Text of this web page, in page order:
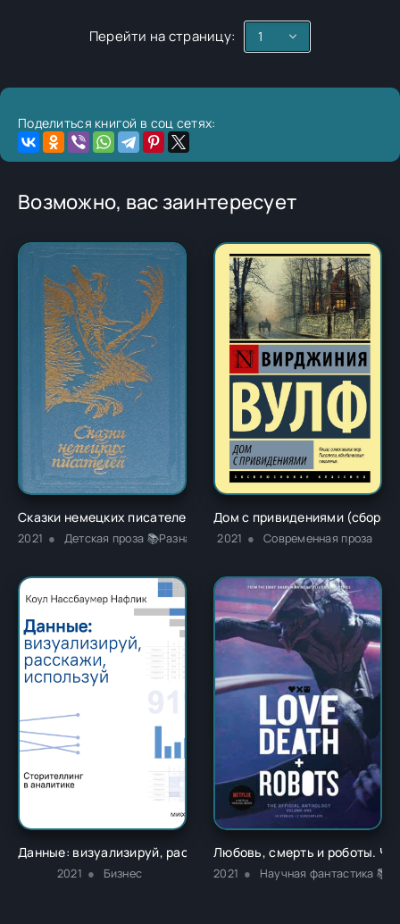
Перейти на страницу:
Поделиться книгой в соц сетях:
Возможно, вас заинтересует
Сказки немецких писателей - Новалис
2021 Детская проза 📚Разная литература
Дом с привидениями
2021 Современная проза
Данные: визуализируй, расскажи, используй.
2021 Бизнес
Любовь, смерть и роботы.
2021 Научная фантастика